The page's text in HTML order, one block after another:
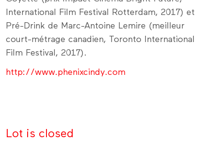
International Film Festival Rotterdam, 2017) et
Pré-Drink de Marc-Antoine Lemire (meilleur
court-métrage canadien, Toronto International
Film Festival, 2017).
http://www.phenixcindy.com
Lot is closed